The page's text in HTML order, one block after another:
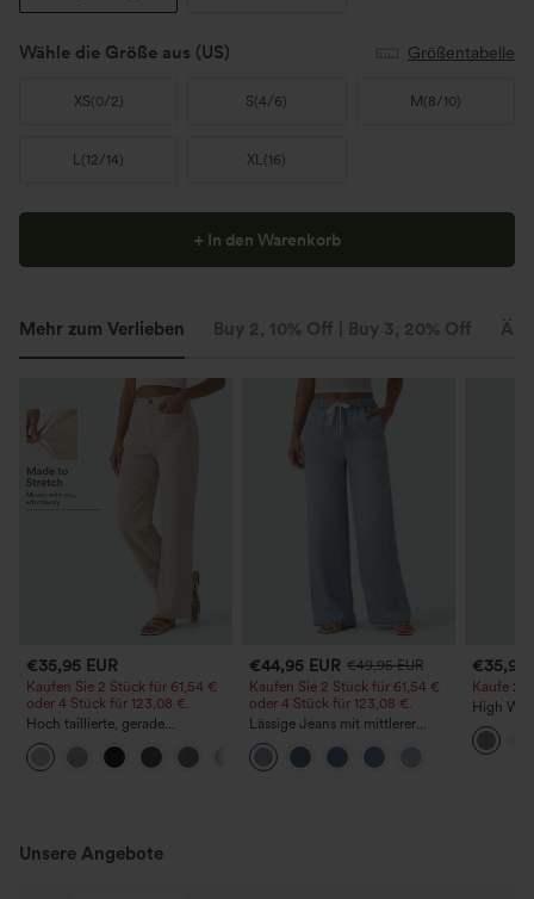
Wähle die Größe aus (US) Größentabelle
XS(0/2) S(4/6) M (8/10)
L(12/14) XL(16)
+ In den Warenkorb
Mehr zum Verlieben Buy 2, 10% Off | Buy 3, 20% Off
€35,95 EUR
Kaufen Sie 2 Stück für 61,54 €
oder 4 Stück für 123,08 €.
Hoch taillierte, gerade
geschnittene, legere Leinen-
Optik-Hose mit Taschen
€44,95 EUR €49,95 EUR
Kaufen Sie 2 Stück für 61,54 €
oder 4 Stück für 123,08 €.
Lässige Jeans mit mittlerer
Bundhöhe, Kordelzug und
Taschen
€35,95
Kaufe 2,
High
Straight
Unsere Angebote